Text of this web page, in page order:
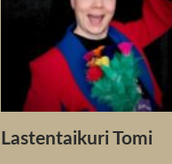
Lastentaikuri Tomi